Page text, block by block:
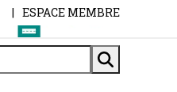
| ESPACE MEMBRE